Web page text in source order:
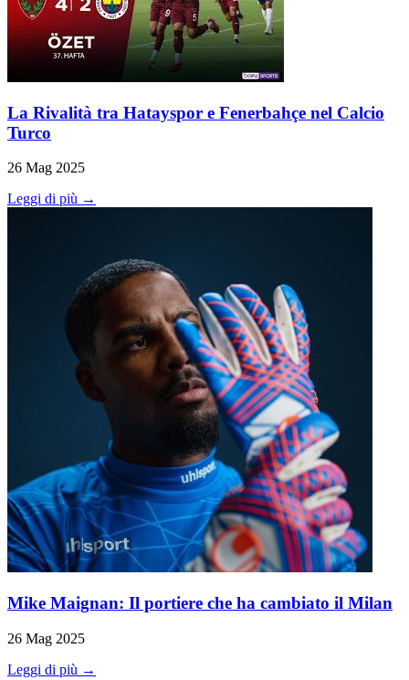
La Rivalità tra Hatayspor e Fenerbahçe nel Calcio
Turco
26 Mag 2025
Leggi di più →
Mike Maignan: Il portiere che ha cambiato il Milan
26 Mag 2025
Leggi di più →